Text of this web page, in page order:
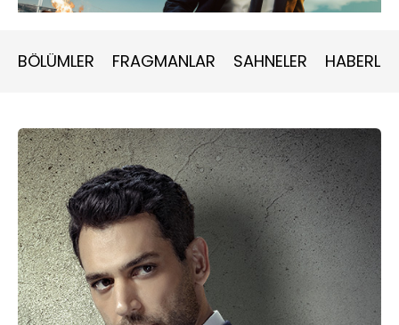
BÖLÜMLER FRAGMANLAR SAHNELER HABERLER